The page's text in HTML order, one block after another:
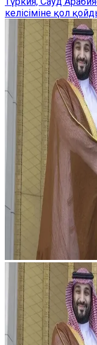
келісіміне қол